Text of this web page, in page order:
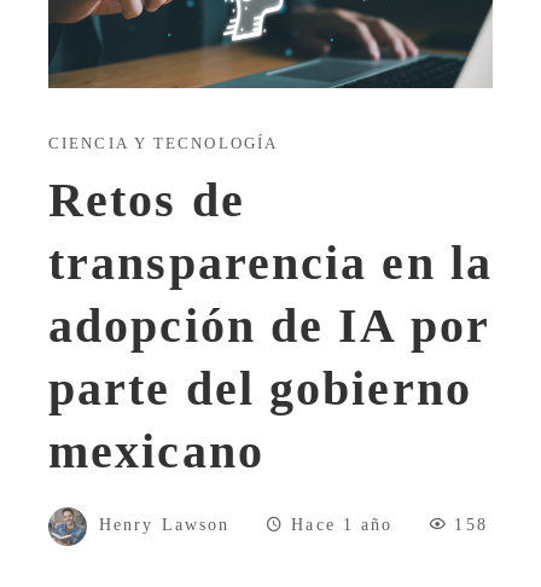
CIENCIA Y TECNOLOGÍA
Retos de
transparencia en la
adopción de IA por
parte del gobierno
mexicano
Henry Lawson Hace 1 año 158